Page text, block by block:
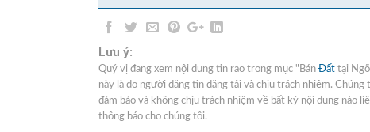
Lưu ý:
Quý vị đang xem nội dung tin rao trong mục "Bán Đất tại
này là do người đăng tin đăng tải và chịu trách nhiệm.
đảm bảo và không chịu trách nhiệm về bất kỳ nội dung nào
thông báo cho chúng tôi.